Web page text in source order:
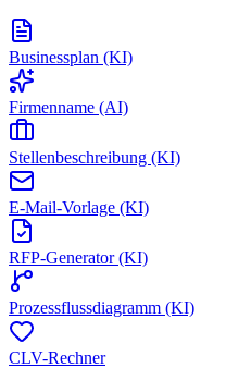
Businessplan (KI)
Firmenname (AI)
Stellenbeschreibung (KI)
E-Mail-Vorlage (KI)
RFP-Generator (KI)
Prozessflussdiagramm (KI)
CLV-Rechner